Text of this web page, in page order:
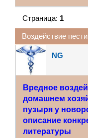
Воздействие
Страница: 1
NG
Вредное
домашнем
пузыря у
описание
литературы